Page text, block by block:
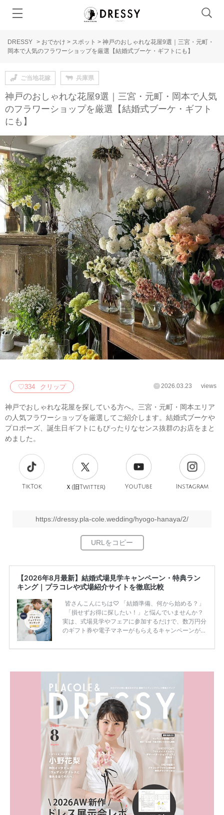
DRESSY > おでかけ > スポット > 神戸のおしゃれな花屋9選｜三宮・元町・
岡本で人気のフラワーショップを厳選【結婚式ブーケ・ギフトにも】
ご当地花嫁 兵庫県
神戸のおしゃれな花屋9選｜三宮・元町・岡本で人気
のフラワーショップを厳選【結婚式ブーケ・ギフト
にも】
♡334 クリップ 2026.03.23 views
神戸でおしゃれな花屋を探している方へ。三宮・元町・岡本エリア
の人気フラワーショップを厳選してご紹介します。結婚式ブーケや
プロポーズ、誕生日ギフトにもぴったりなセンス抜群のお店をまと
めました。
TikTok Ｘ(旧Twitter) YouTube Instagram
https://dressy.pla-cole.wedding/hyogo-hanaya/2/
【2026年8月最新】結婚式場見学キャンペーン・特典ラン
キング｜プラコレや式場紹介サイトを徹底比較
皆さんこんにちは♡ 「結婚準備、何から始める？」
「損せずお得に探したい！」と悩んでいませんか？
実は、式場見学やフェアに参加するだけで、数万円分
のギフト券や電子マネーがもらえるキャンペーンがあ
ため、比較せずに選ぶと損をしてしまうことも……。
内容：特典金額・条件・応募方法・注意点 「どこが
一番お得？」「プラコレの特典は？」といった疑問も
解決します。 まずは診断で候補を絞れる「ウェディ
ング診断」か、体験型 […]
続きを読む